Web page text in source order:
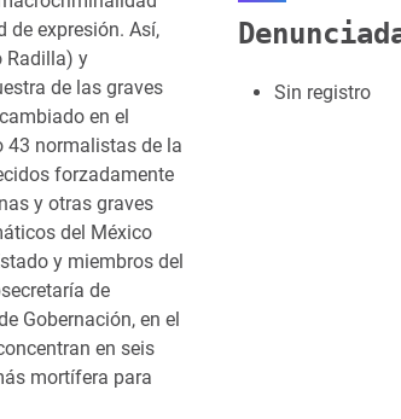
de expresión. Así,
Radilla) y
de las graves
en el
43 normalistas de la
forzadamente
y otras graves
del México
y miembros del
de
Gobernación, en el
en seis
mortífera para
Sin registro